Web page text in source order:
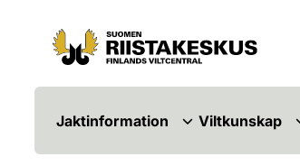
Hoppa till innehåll
Gå till webbplatskartan
Jaktinformation Viltkunskap